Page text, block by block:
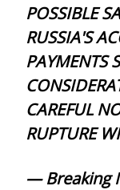
POSSIBLE
RUSSIA'S
PAYMENTS
CAREFUL
RUPTURE
— Breaking